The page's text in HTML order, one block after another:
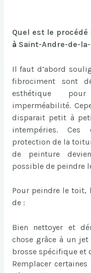
Quel est le
à Saint-Andre-de-la-
Il faut d’abord
fibrociment sont
esthétique
imperméabilité.
disparait petit à
intempéries.
protection de la
de peinture
possible de peindre
Pour peindre le toit,
de :
Bien nettoyer et
chose grâce à un
brosse spécifique et
Remplacer